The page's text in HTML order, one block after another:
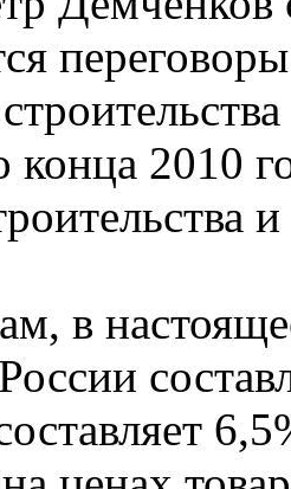
конца 2010
в